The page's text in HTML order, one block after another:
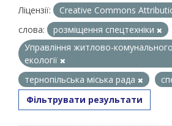
Ліцензії:
Creative Commons
слова:
розміщення спецтехніки
Управління житлово-
екології
тернопільська міська рада
Фільтрувати результати